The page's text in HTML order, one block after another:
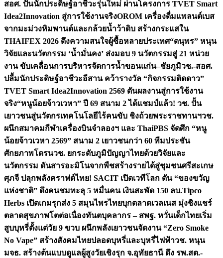
สอศ. ปั้นนักประดิษฐ์อาชีวะรุ่นใหม่ ผ่านโครงการ TVET Smart
Idea2Innovation สู่การใช้งานจริงOROM เครื่องดื่มแพลนต์เบส
จากมะม่วงหิมพานต์และกล้วยน้ำว้าดิบ สร้างกระแสใน
THAIFEX 2026 ดึงความสนใจผู้ซื้อหลายประเทศ“ดนุพร” หนุน
วิจัยและนวัตกรรม ‘น้ำมั่นคง’ ส่งมอบ 9 นวัตกรรมสู่ 21 หน่วย
งาน ขับเคลื่อนการบริหารจัดการน้ำขอนแก่น–ชัยภูมิวช.-สอศ.
ปลื้มนักประดิษฐ์อาชีวะอีสาน คว้ารางวัล “กิจกรรมติดดาว”
TVET Smart Idea2Innovation 2569 ดันผลงานสู่การใช้งาน
จริง“หนูน้อยจ้าวเวหา” ปี 69 สนาม 2 ได้แชมป์แล้ว! วช. ปั้น
เยาวชนสู่นวัตกรเทคโนโลยีไร้คนขับ ชิงถ้วยพระราชทานฯวช.
ผนึกสมาคมกีฬาเครื่องบินจำลองฯ และ ThaiPBS จัดศึก “หนู
น้อยจ้าวเวหา 2569” สนาม 2 เยาวชนกว่า 60 ทีมประชัน
ศักยภาพโดรนวช. ยกระดับภูมิปัญญาไทยด้วยวิจัยและ
นวัตกรรม ดันสารอะมิโนจากพืชสร้างรายได้สู่ชุมชนศรีสะเกษ
ศุภจี ปลุกพลังคราฟต์ไทย! SACIT เปิดเวทีโลก ดัน “ของขวัญ
แห่งชาติ” ดึงคนชมทะลุ 5 หมื่นคน เงินสะพัด 150 ลบ.Tipco
Herbs เปิดเกมรุกส่ง 5 สมุนไพรไทยบุกตลาดเวลเนส มุ่งชิงแชร์
ตลาดสุขภาพโตต่อเนื่องทันตบุคลากร – สพฐ. หวั่นเด็กไทยเริ่ม
สูบบุหรี่ตั้งแต่วัย 9 ขวบ ผนึกพลังเยาวชนจัดงาน “Zero Smoke
No Vape” สร้างสังคมไทยปลอดบุหรี่และบุหรี่ไฟฟ้าวช. หนุน
มจธ. สร้างต้นแบบดูแลผู้สูงวัยเชิงรุก จ.อุทัยธานี ดึง รพ.สต.-